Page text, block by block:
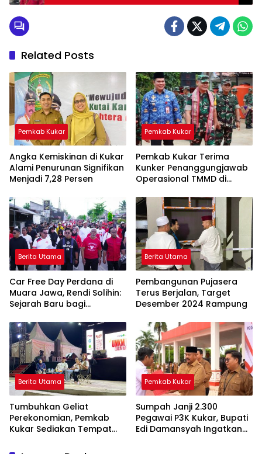
Related Posts
Pemkab Kukar
Angka Kemiskinan di Kukar
Alami Penurunan Signifikan
Menjadi 7,28 Persen
Pemkab Kukar
Pemkab Kukar Terima
Kunker Penanggungjawab
Operasional TMMD di
Seberang
Berita Utama
Car Free Day Perdana di
Muara Jawa, Rendi Solihin:
Sejarah Baru bagi
Berita Utama
Pembangunan Pujasera
Terus Berjalan, Target
Desember 2024 Rampung
Berita Utama
Tumbuhkan Geliat
Perekonomian, Pemkab
Kukar Sediakan Tempat
Pemkab Kukar
Sumpah Janji 2.300
Pegawai P3K Kukar, Bupati
Edi Damansyah Ingatkan